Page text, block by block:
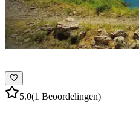
5.0(1 Beoordelingen)